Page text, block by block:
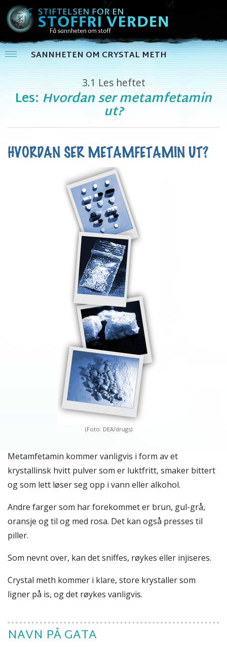
SANNHETEN OM CRYSTAL METH
3.1 Les heftet
Les: Hvordan ser metamfetamin
ut?
HVORDAN SER METAMFETAMIN UT?
(Foto: DEA/drugs)
Metamfetamin kommer vanligvis i form av et
krystallinsk hvitt pulver som er luktfritt, smaker bittert
og som lett løser seg opp i vann eller alkohol.
Andre farger som har forekommet er brun, gul-grå,
oransje og til og med rosa. Det kan også presses til
piller.
Som nevnt over, kan det sniffes, røykes eller injiseres.
Crystal meth kommer i klare, store krystaller som
ligner på is, og det røykes vanligvis.
NAVN PÅ GATA